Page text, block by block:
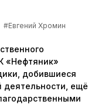
#Евгений Хромин
«Нефтяник»
добившиеся
деятельности, ещё